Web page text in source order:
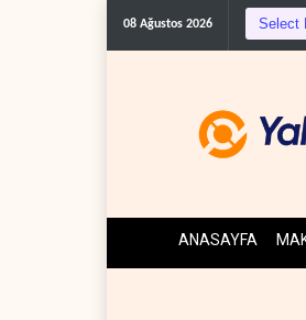
08 Ağustos 2026
ANASAYFA